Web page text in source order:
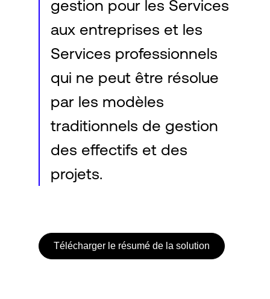
gestion pour les Services
aux entreprises et les
Services professionnels
qui ne peut être résolue
par les modèles
traditionnels de gestion
des effectifs et des
projets.
Télécharger le résumé de la solution